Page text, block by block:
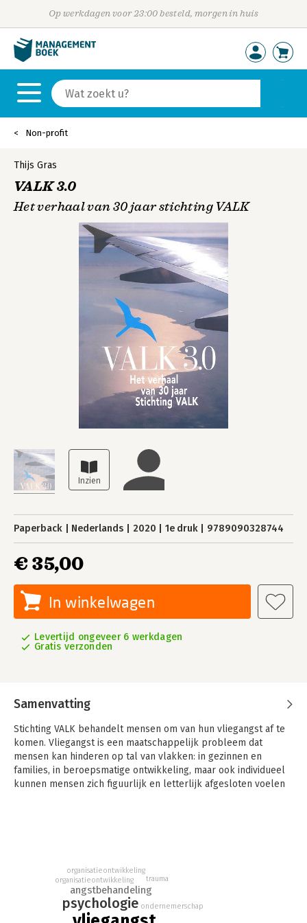
Op werkdagen voor 23:00 besteld, morgen in huis
Non-profit
Thijs Gras
VALK 3.0
Het verhaal van 30 jaar stichting VALK
Paperback Nederlands 2020 1e druk 9789090328744
€ 35,00
In winkelwagen
Levertijd ongeveer 6 werkdagen
Gratis verzonden
Samenvatting
Stichting VALK behandelt mensen om van hun vliegangst af te
komen. Vliegangst is een maatschappelijk probleem dat
mensen kan hinderen op tal van vlakken: in gezinnen en
families, in beroepsmatige ontwikkeling, maar ook individueel
kunnen mensen zich figuurlijk en letterlijk afgesloten voelen
profitorganisatie die zowel nationale als internationale
bekendheid geniet. VALK heeft haar maatschappelijke
bestaansrecht verworven en heeft inmiddels vele duizenden
mensen van hun vliegangst afgeholpen.
psychologie
angstbehandeling
organisatieontwikkeling
organisatieontwikkeling
ondernemerschap
trauma